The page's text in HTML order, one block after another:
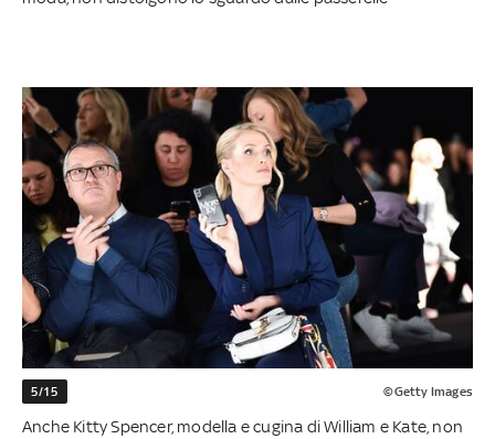
5/15 ©Getty Images
Anche Kitty Spencer, modella e cugina di William e Kate, non